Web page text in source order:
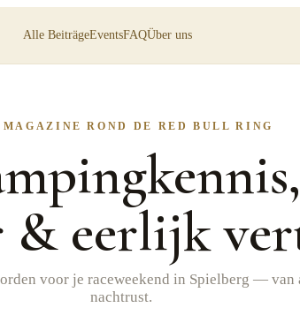
Alle BeiträgeEventsFAQÜber uns
MAGAZINE ROND DE RED BULL RING
& eerlijk
voor je raceweekend in Spielberg — van
nachtrust.